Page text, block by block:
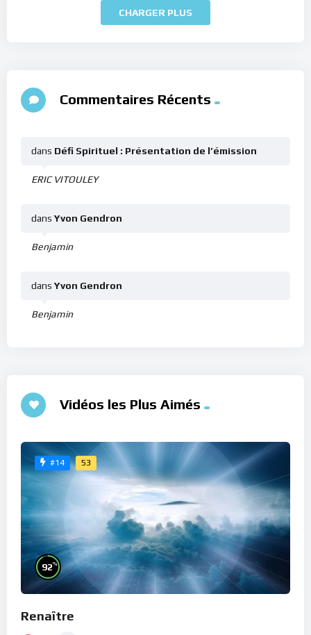
CHARGER PLUS
Commentaires Récents
ERIC VITOULEY
dans Défi Spirituel : Présentation de l’émission
Benjamin
dans Yvon Gendron
Benjamin
dans Yvon Gendron
Vidéos les Plus Aimés
#14 53
92%
Renaître